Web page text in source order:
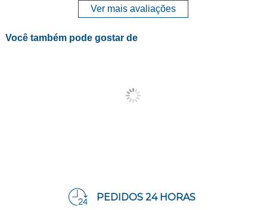
Ver mais avaliações
Você também pode gostar de
PEDIDOS 24 HORAS